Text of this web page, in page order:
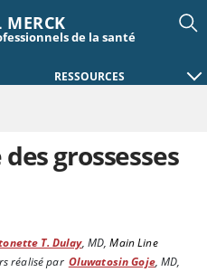
MERCK
de la santé
RESSOURCES
grossesses
T. Dulay, MD,Main Line
réalisé par Oluwatosin Goje,MD,